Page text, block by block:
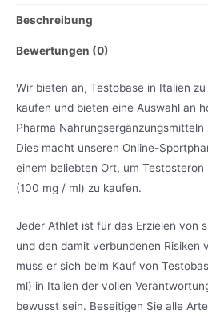
Beschreibung
Bewertungen (0)
Wir bieten an, Testobase in Italien
kaufen und bieten eine Auswahl an
Pharma
Dies macht unseren Online-
einem beliebten Ort, um Testosteron
(100 mg / ml) zu kaufen.
Jeder Athlet ist für das Erzielen von
und den damit verbundenen Risiken
muss er sich beim Kauf von
ml) in Italien der vollen
bewusst sein. Beseitigen Sie alle